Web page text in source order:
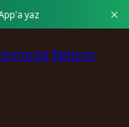
yaz
İletişim